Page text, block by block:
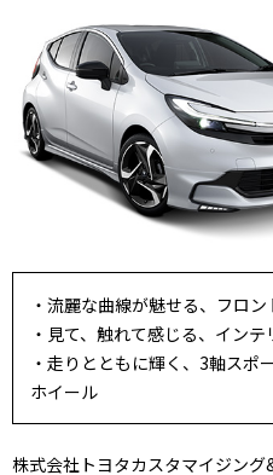
・流麗な曲線が魅せる、フロ
・見て、触れて感じる、イン
・走りとともに輝く、3軸スポ
ホイール
株式会社トヨタカスタマイジン